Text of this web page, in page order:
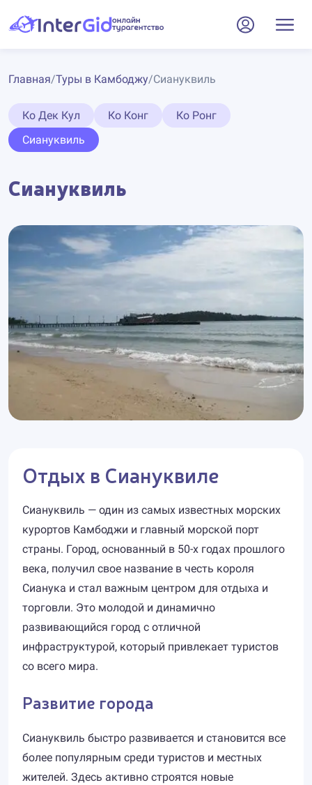
Главная/Туры в Камбоджу/Сиануквиль
Ко Дек Кул Ко Конг
Ко Ронг
Сиануквиль
Сиануквиль
Отдых в Сиануквиле
Сиануквиль — один из самых известных морских
курортов Камбоджи и главный морской порт
страны. Город, основанный в 50-х годах прошлого
века, получил свое название в честь короля
Сианука и стал важным центром для отдыха и
торговли. Это молодой и динамично
развивающийся город с отличной
инфраструктурой, который привлекает туристов
со всего мира.
Развитие города
Сиануквиль быстро развивается и становится все
более популярным среди туристов и местных
жителей. Здесь активно строятся новые